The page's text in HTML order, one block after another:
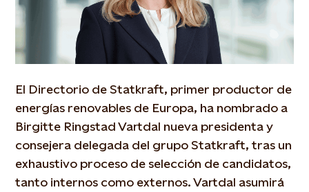
El Directorio de Statkraft, primer productor de
energías renovables de Europa, ha nombrado a
Birgitte Ringstad Vartdal nueva presidenta y
consejera delegada del grupo Statkraft, tras un
exhaustivo proceso de selección de candidatos,
tanto internos como externos. Vartdal asumirá